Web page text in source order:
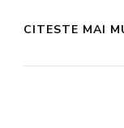
CITESTE MAI